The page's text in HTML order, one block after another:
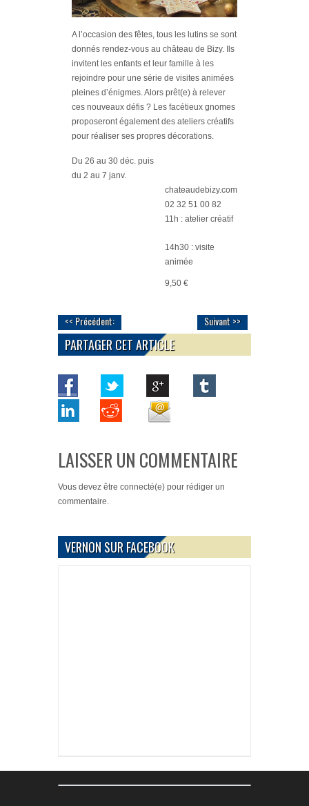
A l’occasion des fêtes, tous les lutins se sont
donnés rendez-vous au château de Bizy. Ils
invitent les enfants et leur famille à les
rejoindre pour une série de visites animées
pleines d’énigmes. Alors prêt(e) à relever
ces nouveaux défis ? Les facétieux gnomes
proposeront également des ateliers créatifs
pour réaliser ses propres décorations.
Du 26 au 30 déc. puis
du 2 au 7 janv.
chateaudebizy.com
02 32 51 00 82
11h : atelier créatif
14h30 : visite
animée
9,50 €
<< Précédent: Suivant >>
PARTAGER CET ARTICLE
LAISSER UN COMMENTAIRE
Vous devez être connecté(e) pour rédiger un
commentaire.
VERNON SUR FACEBOOK